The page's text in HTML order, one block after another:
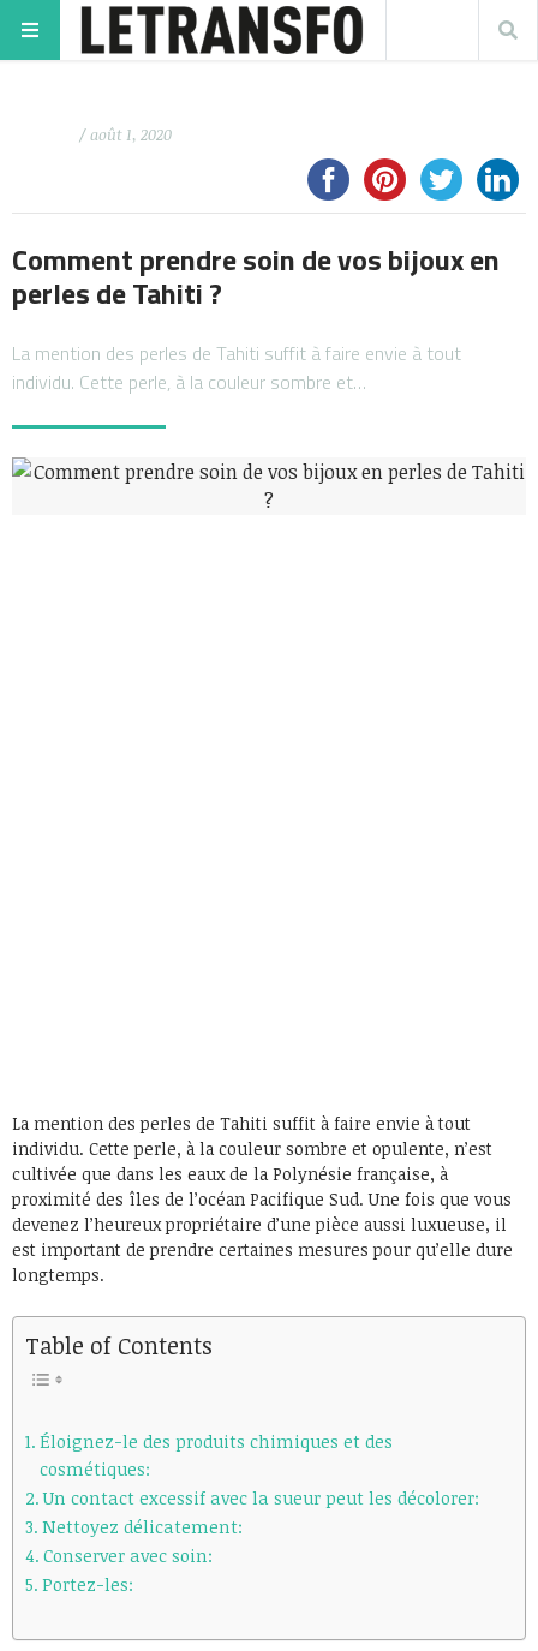
/ août 1, 2020
Comment prendre soin de vos bijoux en
perles de Tahiti ?
La mention des perles de Tahiti suffit à faire envie à tout
individu. Cette perle, à la couleur sombre et…
La mention des perles de Tahiti suffit à faire envie à tout
individu. Cette perle, à la couleur sombre et opulente, n’est
cultivée que dans les eaux de la Polynésie française, à
proximité des îles de l’océan Pacifique Sud. Une fois que vous
devenez l’heureux propriétaire d’une pièce aussi luxueuse, il
est important de prendre certaines mesures pour qu’elle dure
longtemps.
Table of Contents
Éloignez-le des produits chimiques et des
cosmétiques:
Un contact excessif avec la sueur peut les décolorer:
Nettoyez délicatement:
Conserver avec soin:
Portez-les: